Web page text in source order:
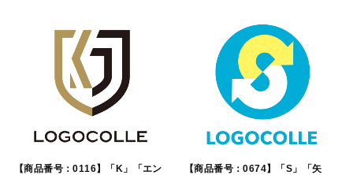
【商品番号：0116】「K」「エン
【商品番号：0674】「S」「矢